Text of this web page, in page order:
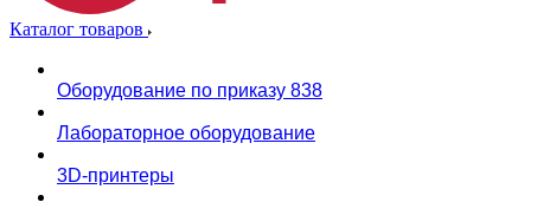
Каталог товаров
Оборудование по приказу 838
Лабораторное оборудование
3D-принтеры